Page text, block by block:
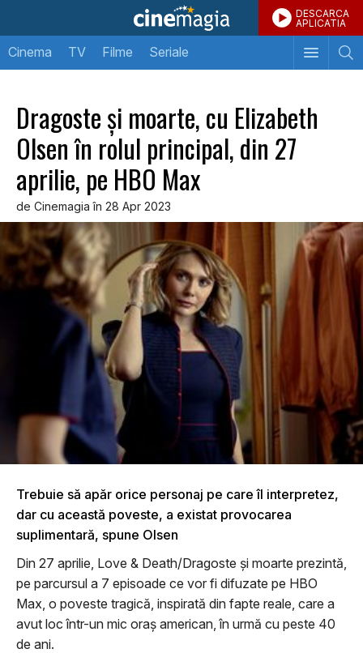
DESCARCA
APLICATIA
Cinema TV Filme Seriale
Dragoste și moarte, cu Elizabeth
Olsen în rolul principal, din 27
aprilie, pe HBO Max
de Cinemagia în 28 Apr 2023
Trebuie să apăr orice personaj pe care îl interpretez,
dar cu această poveste, a existat provocarea
suplimentară, spune Olsen
Din 27 aprilie, Love & Death/Dragoste și moarte prezintă,
pe parcursul a 7 episoade ce vor fi difuzate pe HBO
Max, o poveste tragică, inspirată din fapte reale, care a
avut loc într-un mic oraș american, în urmă cu peste 40
de ani.